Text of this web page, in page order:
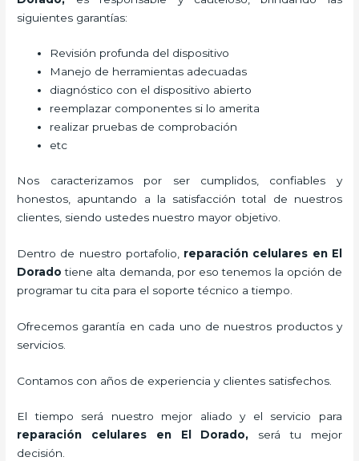
siguientes garantías:
Revisión profunda del dispositivo
Manejo de herramientas adecuadas
diagnóstico con el dispositivo abierto
reemplazar componentes si lo amerita
realizar pruebas de comprobación
etc
Nos caracterizamos por ser cumplidos, confiables y
honestos, apuntando a la satisfacción total de nuestros
clientes, siendo ustedes nuestro mayor objetivo.
Dentro de nuestro portafolio, reparación celulares en El
Dorado tiene alta demanda, por eso tenemos la opción de
programar tu cita para el soporte técnico a tiempo.
Ofrecemos garantía en cada uno de nuestros productos y
servicios.
Contamos con años de experiencia y clientes satisfechos.
El tiempo será nuestro mejor aliado y el servicio para
reparación celulares
en El Dorado, será tu mejor
decisión.